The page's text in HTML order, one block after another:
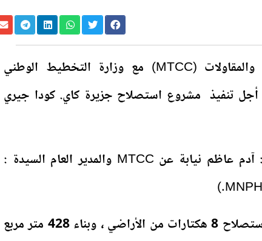
وقعت شركة المالديف للنقل والمقاولات (MTCC) مع وزارة التخطيط الوطني
أجل تنفيذ مشروع استصلاح جزيرة كاي. كودا جيري
وقع الرئيس التنفيذي السيد : آدم عاظم نيابة عن MTCC والمدير العام السيدة :
نطاق عمل المشروع ما يلي: استصلاح 8 هكتارات من الأراضي ، وبناء 428 متر مربع